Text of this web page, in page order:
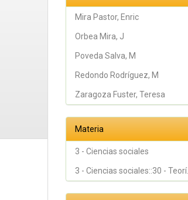
Mira Pastor, Enric
Orbea Mira, J
Poveda Salva, M
Redondo Rodríguez, M
Zaragoza Fuster, Teresa
Materia
3 - Ciencias sociales
3 - Ciencias sociales::30 - Teorí...